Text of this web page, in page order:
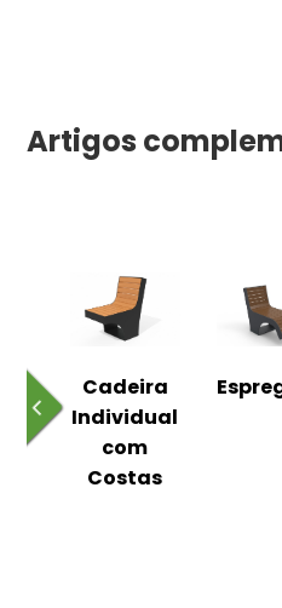
Artigos
Cadeira
Individual
com
Costas